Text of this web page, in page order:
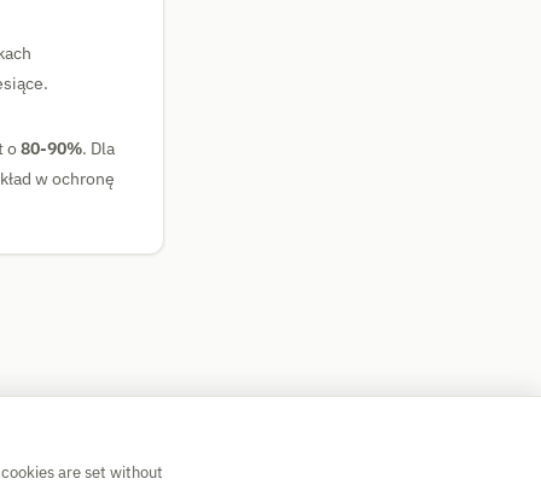
o80-90%. Dla
w ochronę
are set without